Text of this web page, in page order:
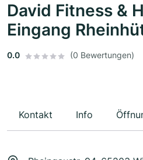
David Fitness &
Eingang
0.0 (0 Bewertungen)
Kontakt Info